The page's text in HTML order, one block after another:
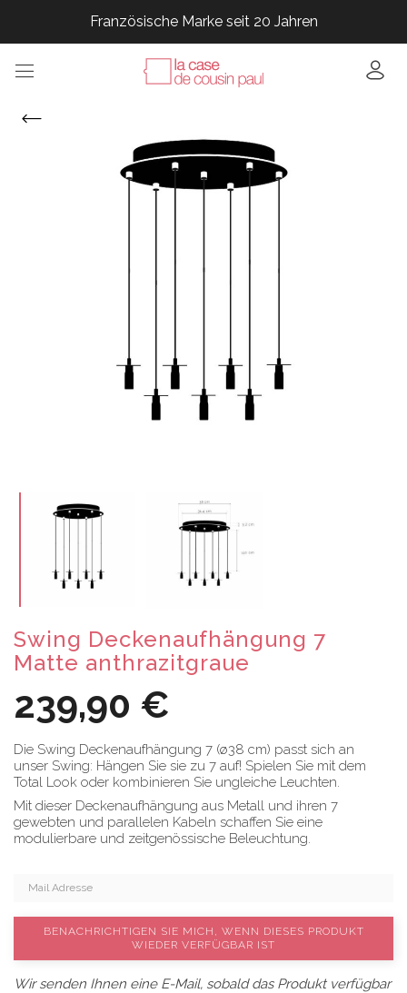
Französische Marke seit 20 Jahren
Französische Marke seit 20 Jahren
Französische Marke seit 20 Jahren
Swing Deckenaufhängung 7
Matte anthrazitgraue
239,90 €
Die Swing Deckenaufhängung 7 (ø38 cm) passt sich an
unser Swing: Hängen Sie sie zu 7 auf! Spielen Sie mit dem
Total Look oder kombinieren Sie ungleiche Leuchten.
Mit dieser Deckenaufhängung aus Metall und ihren 7
gewebten und parallelen Kabeln schaffen Sie eine
modulierbare und zeitgenössische Beleuchtung.
BENACHRICHTIGEN SIE MICH, WENN DIESES PRODUKT
WIEDER VERFÜGBAR IST
Wir senden Ihnen eine E-Mail, sobald das Produkt verfügbar